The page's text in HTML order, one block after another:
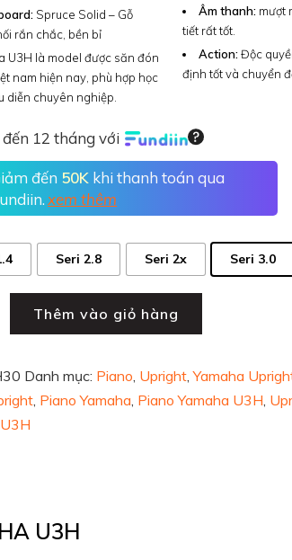
Spruce Solid – Gỗ
rắn chắc, bền bỉ
U3H là model được săn đón
nam hiện nay, phù hợp học
diễn chuyên nghiệp.
Âm thanh: mượt
tiết rất tốt.
Action: Độc
định tốt và chuyển
12 tháng với
đến 50K khi thanh toán qua
xem thêm
Seri 2.8 Seri 2x Seri 3.0
Thêm vào giỏ hàng
Danh mục: Piano, Upright,Yamaha
, Piano Yamaha, Piano Yamaha U3H,
U3H